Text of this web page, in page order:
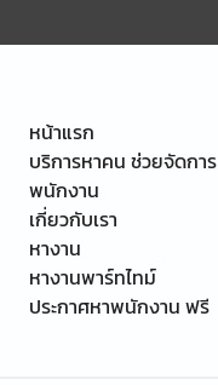
หน้าแรก
บริการหาคน ช่วยจัดการ
พนักงาน
เกี่ยวกับเรา
หางาน
หางานพาร์ทไทม์
ประกาศหาพนักงาน ฟรี